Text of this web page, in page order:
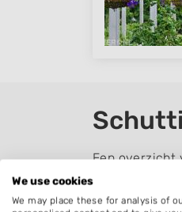
Een overzicht
We use cookies
We may place these for analysis of